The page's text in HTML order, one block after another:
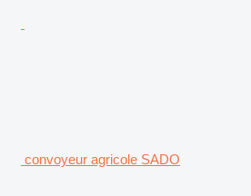
convoyeur agricole SADO